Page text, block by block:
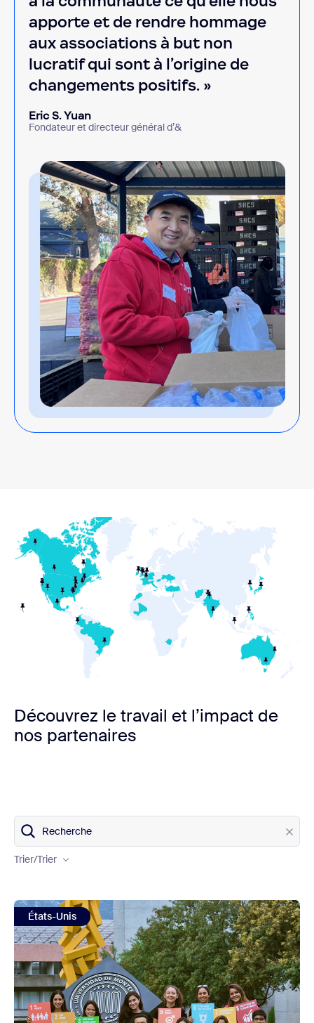
apporte et de rendre hommage
aux associations à but non
lucratif qui sont à l’origine de
changements positifs. »
Eric S. Yuan
Fondateur et directeur général d’&
Découvrez le travail et l’impact de
nos partenaires
Recherche
Trier/Trier
Country
Program
Trier
view Millennium Campus Network (MCN)
États-Unis